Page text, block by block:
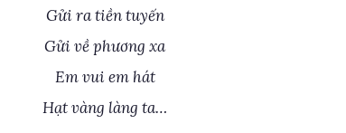
Gửi ra tiền tuyến
Gửi về phương xa
Em vui em hát
Hạt vàng làng ta…